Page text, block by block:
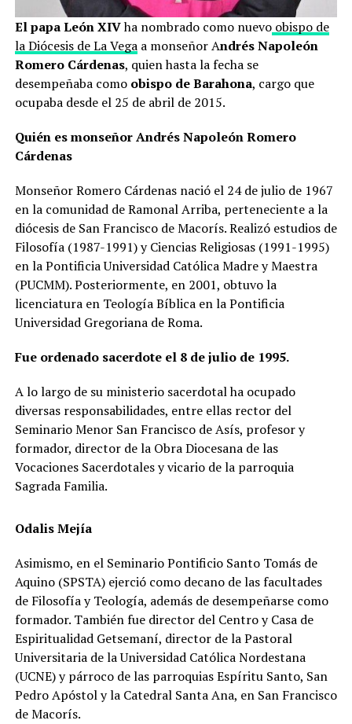
El papa León XIVha nombrado como nuevoobispo de
la Diócesis de La Vegaa monseñor Andrés Napoleón
Romero Cárdenas, quien hasta la fecha se
desempeñaba como obispo de Barahona, cargo que
ocupaba desde el 25 de abril de 2015.
Quién es monseñor Andrés Napoleón Romero
Cárdenas
Monseñor Romero Cárdenas nació el 24 de julio de 1967
en la comunidad de Ramonal Arriba, perteneciente a la
diócesis de San Francisco de Macorís. Realizó estudios de
Filosofía (1987-1991) y Ciencias Religiosas (1991-1995)
en la Pontificia Universidad Católica Madre y Maestra
(PUCMM). Posteriormente, en 2001, obtuvo la
licenciatura en Teología Bíblica en la Pontificia
Universidad Gregoriana de Roma.
Fue ordenado sacerdote el 8 de julio de 1995.
A lo largo de su ministerio sacerdotal ha ocupado
diversas responsabilidades, entre ellas rector del
Seminario Menor San Francisco de Asís, profesor y
formador, director de la Obra Diocesana de las
Vocaciones Sacerdotales y vicario de la parroquia
Sagrada Familia.
Odalis Mejía
Asimismo, en el Seminario Pontificio Santo Tomás de
Aquino (SPSTA) ejerció como decano de las facultades
de Filosofía y Teología, además de desempeñarse como
formador. También fue director del Centro y Casa de
Espiritualidad Getsemaní, director de la Pastoral
Universitaria de la Universidad Católica Nordestana
(UCNE) y párroco de las parroquias Espíritu Santo, San
Pedro Apóstol y la Catedral Santa Ana, en San Francisco
de Macorís.